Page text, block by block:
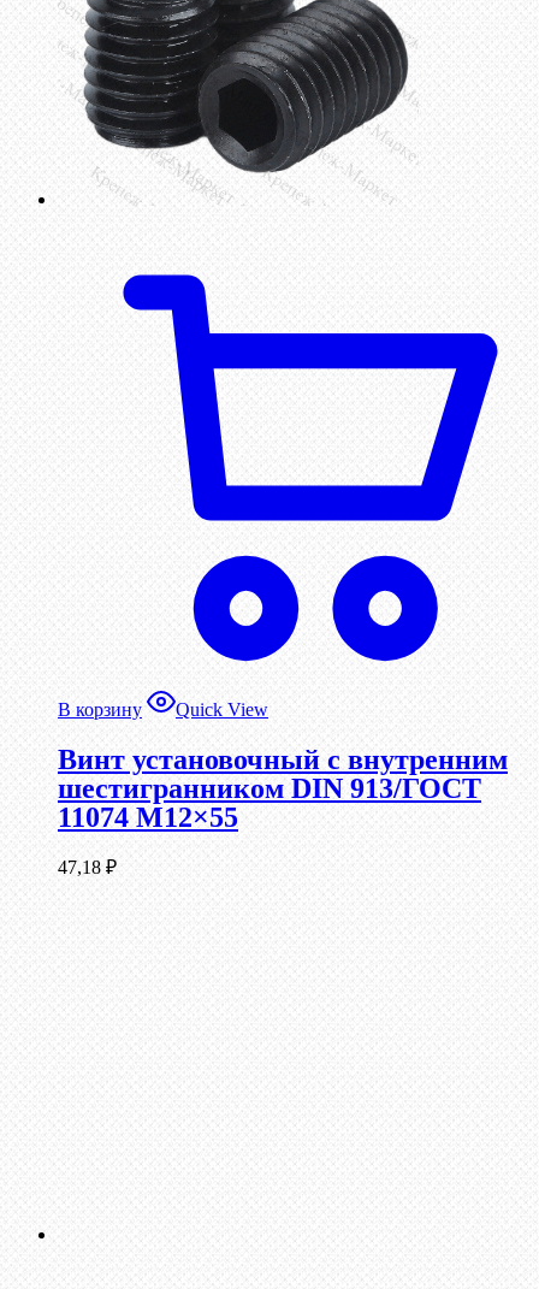
В корзину Quick View
Винт установочный с внутренним
шестигранником DIN 913/ГОСТ
11074 М12×55
47,18 ₽